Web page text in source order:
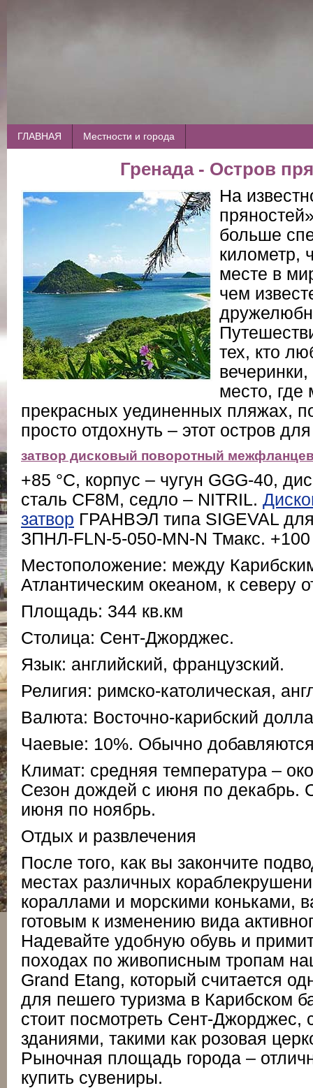
ГЛАВНАЯ Местности и города
Гренада - Остров
На
больше
километр,
месте в
чем
тех, кто
место, где
прекрасных уединенных пляжах,
просто отдохнуть – этот остров
затвор дисковый поворотный
+85 °C, корпус – чугун GGG-40,
сталь CF8M, седло – NITRIL.
затвор ГРАНВЭЛ типа SIGEVAL
ЗПНЛ-FLN-5-050-MN-N Тмакс. +100
Местоположение: между
Атлантическим океаном, к северу
Площадь: 344 кв.км
Столица: Сент-Джорджес.
Язык: английский, французский.
Религия: римско-католическая,
Валюта: Восточно-карибский
Чаевые: 10%. Обычно добавляются
Климат: средняя температура –
Сезон дождей с июня по декабрь.
июня по ноябрь.
Отдых и развлечения
После того, как вы закончите
местах различных
кораллами и морскими коньками,
готовым к изменению вида
Надевайте удобную обувь и
походах по живописным тропам
Grand Etang, который считается
для пешего туризма в Карибском
стоит посмотреть Сент-Джорджес,
зданиями, такими как розовая
Рыночная площадь города –
купить сувениры.